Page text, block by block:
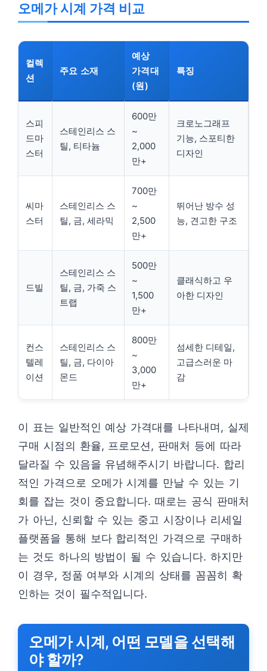
오메가 시계 가격 비교
컬렉
션
주요 소재
예상
가격대
(원)
특징
스피
드마
스터
스테인리스 스
틸, 티타늄
600만
~
2,000
만+
크로노그래프
기능, 스포티한
디자인
씨마
스터
스테인리스 스
틸, 금, 세라믹
700만
~
2,500
만+
뛰어난 방수 성
능, 견고한 구조
드빌
스테인리스 스
틸, 금, 가죽 스
트랩
500만
~
1,500
만+
클래식하고 우
아한 디자인
컨스
텔레
이션
스테인리스 스
틸, 금, 다이아
몬드
800만
~
3,000
만+
섬세한 디테일,
고급스러운 마
감
이 표는 일반적인 예상 가격대를 나타내며, 실제
구매 시점의 환율, 프로모션, 판매처 등에 따라
달라질 수 있음을 유념해주시기 바랍니다. 합리
적인 가격으로 오메가 시계를 만날 수 있는 기
회를 잡는 것이 중요합니다. 때로는 공식 판매처
가 아닌, 신뢰할 수 있는 중고 시장이나 리세일
플랫폼을 통해 보다 합리적인 가격으로 구매하
는 것도 하나의 방법이 될 수 있습니다. 하지만
이 경우, 정품 여부와 시계의 상태를 꼼꼼히 확
인하는 것이 필수적입니다.
오메가 시계, 어떤 모델을 선택해
야 할까?